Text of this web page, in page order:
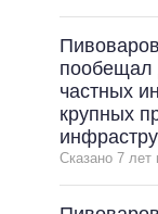
пообещал
частных
крупных
Сказано 7 лет